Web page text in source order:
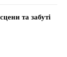
та забуті